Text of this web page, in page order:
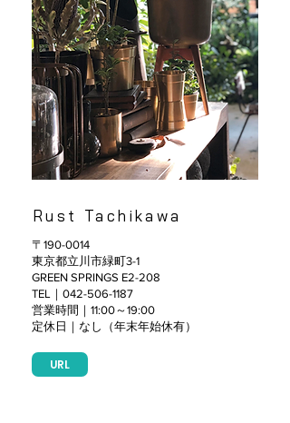
Rust Tachikawa
〒190-0014
東京都立川市緑町3-1
GREEN SPRINGS E2-208
TEL｜042-506-1187
営業時間｜11:00～19:00
定休日｜なし（年末年始休有）
URL